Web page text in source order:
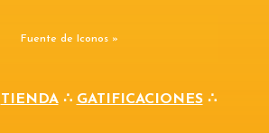
Fuente de Iconos »
TIENDA∴ GATIFICACIONES∴